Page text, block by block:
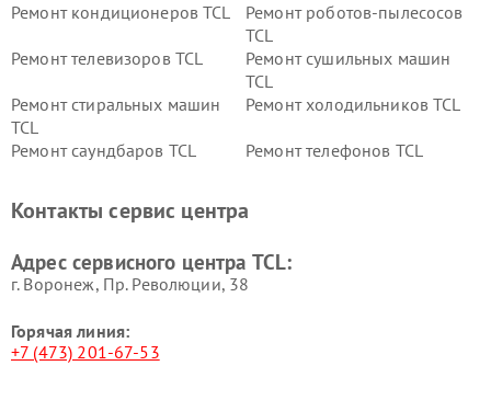
Ремонт кондиционеров TCL
Ремонт роботов-пылесосов
TCL
Ремонт телевизоров TCL
Ремонт сушильных машин
TCL
Ремонт стиральных машин
TCL
Ремонт холодильников TCL
Ремонт саундбаров TCL Ремонт телефонов TCL
Контакты сервис центра
Адрес сервисного центра TCL:
г. Воронеж, Пр. Революции, 38
Горячая линия:
+7 (473) 201-67-53